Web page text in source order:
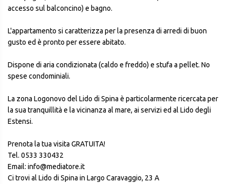
accesso sul balconcino) e bagno.
L'appartamento si caratterizza per la presenza di arredi di buon
gusto ed è pronto per essere abitato.
Dispone di aria condizionata (caldo e freddo) e stufa a pellet. No
spese condominiali.
La zona Logonovo del Lido di Spina è particolarmente ricercata per
la sua tranquillità e la vicinanza al mare, ai servizi ed al Lido degli
Estensi.
Prenota la tua visita GRATUITA!
Tel. 0533 330432
Email: info@mediatore.it
Ci trovi al Lido di Spina in Largo Caravaggio, 23 A